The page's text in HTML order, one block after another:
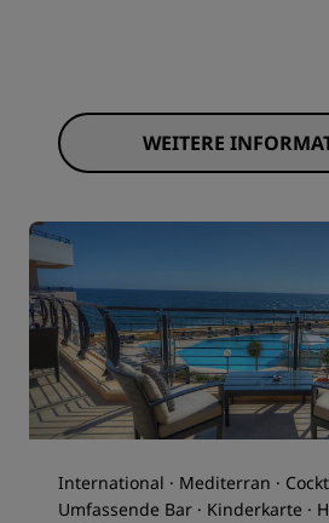
WEITERE
International · Mediterran ·
Umfassende Bar · Kinderkarte ·